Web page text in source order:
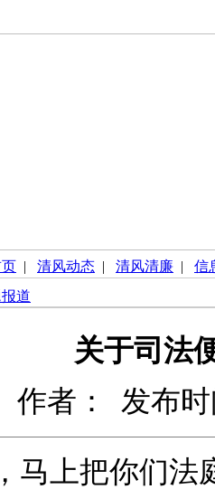
| 清风动态 | 清风清廉 | 信
道
关于司法
作者： 发布时
上把你们法